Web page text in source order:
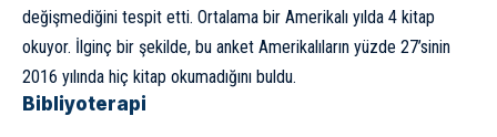
değişmediğini tespit etti. Ortalama bir Amerikalı yılda 4 kitap
okuyor. İlginç bir şekilde, bu anket Amerikalıların yüzde 27’sinin
2016 yılında hiç kitap okumadığını buldu.
Bibliyoterapi